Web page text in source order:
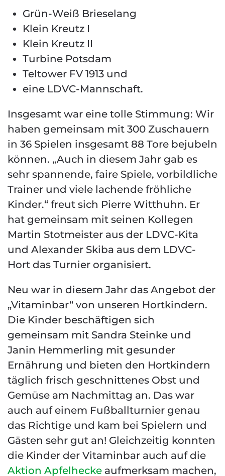
Grün-Weiß Brieselang
Klein Kreutz I
Klein Kreutz II
Turbine Potsdam
Teltower FV 1913 und
eine LDVC-Mannschaft.
Insgesamt war eine tolle Stimmung: Wir
haben gemeinsam mit 300 Zuschauern
in 36 Spielen insgesamt 88 Tore bejubeln
können. „Auch in diesem Jahr gab es
sehr spannende, faire Spiele, vorbildliche
Trainer und viele lachende fröhliche
Kinder.“ freut sich Pierre Witthuhn. Er
hat gemeinsam mit seinen Kollegen
Martin Stotmeister aus der LDVC-Kita
und Alexander Skiba aus dem LDVC-
Hort das Turnier organisiert.
Neu war in diesem Jahr das Angebot der
„Vitaminbar“ von unseren Hortkindern.
Die Kinder beschäftigen sich
gemeinsam mit Sandra Steinke und
Janin Hemmerling mit gesunder
Ernährung und bieten den Hortkindern
täglich frisch geschnittenes Obst und
Gemüse am Nachmittag an. Das war
auch auf einem Fußballturnier genau
das Richtige und kam bei Spielern und
Gästen sehr gut an! Gleichzeitig konnten
die Kinder der Vitaminbar auch auf die
Aktion Apfelhecke aufmerksam machen,